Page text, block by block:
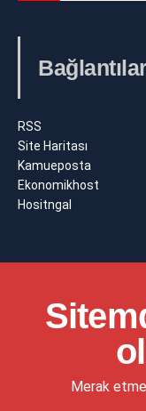
RSS
Site Haritası
Kamueposta
Ekonomikhost
Hositngal
Merak